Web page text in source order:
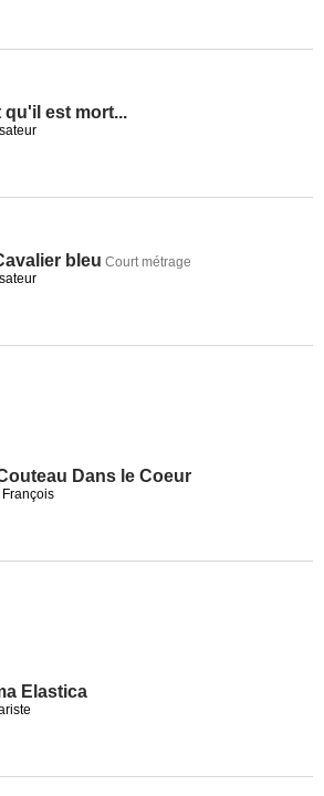
qu'il est mort...
bleu Court métrage
Dans le Coeur
François
Elastica